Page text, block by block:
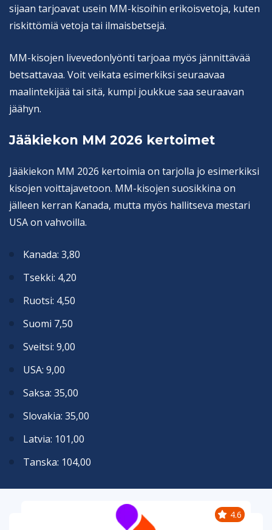
sijaan tarjoavat usein MM-kisoihin erikoisvetoja, kuten
riskittömiä vetoja tai ilmaisbetsejä.
MM-kisojen livevedonlyönti tarjoaa myös jännittävää
betsattavaa. Voit veikata esimerkiksi seuraavaa
maalintekijää tai sitä, kumpi joukkue saa seuraavan
jäähyn.
Jääkiekon MM 2026 kertoimet
Jääkiekon MM 2026 kertoimia on tarjolla jo esimerkiksi
kisojen voittajavetoon. MM-kisojen suosikkina on
jälleen kerran Kanada, mutta myös hallitseva mestari
USA on vahvoilla.
Kanada: 3,80
Tsekki: 4,20
Ruotsi: 4,50
Suomi 7,50
Sveitsi: 9,00
USA: 9,00
Saksa: 35,00
Slovakia: 35,00
Latvia: 101,00
Tanska: 104,00
4.6